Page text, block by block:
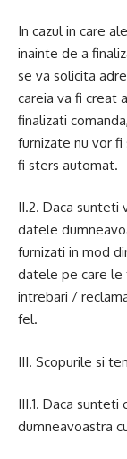
In cazul in care
inainte de a
se va solicita
careia va fi creat
finalizati
furnizate nu vor
fi sters automat.
II.2. Daca sunteti
datele
furnizati in mod
datele pe care le
intrebari /
fel.
III. Scopurile si
III.1. Daca
dumneavoastra